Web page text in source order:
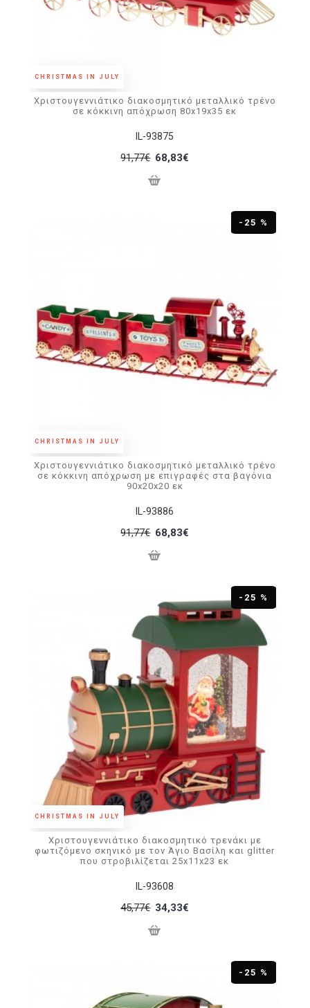
CHRISTMAS IN JULY
IL-93875
Χριστουγεννιάτικο διακοσμητικό μεταλλικό τρένο
σε κόκκινη απόχρωση 80x19x35 εκ
91,77€ 68,83€
CHRISTMAS IN JULY
-25 %
IL-93886
Χριστουγεννιάτικο διακοσμητικό μεταλλικό τρένο
σε κόκκινη απόχρωση με επιγραφές στα βαγόνια
90x20x20 εκ
91,77€ 68,83€
CHRISTMAS IN JULY
-25 %
IL-93608
Χριστουγεννιάτικο διακοσμητικό τρενάκι με
φωτιζόμενο σκηνικό με τον Άγιο Βασίλη και glitter
που στροβιλίζεται 25x11x23 εκ
45,77€ 34,33€
-25 %